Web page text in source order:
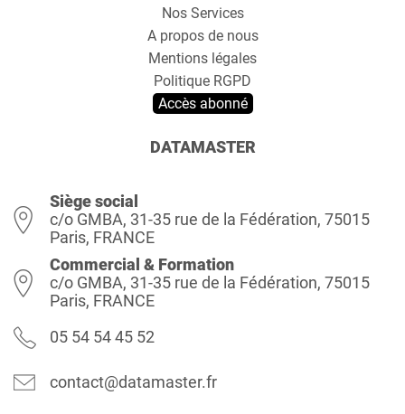
Nos Services
A propos de nous
Mentions légales
Politique RGPD
Accès abonné
DATAMASTER
Siège social
c/o GMBA, 31-35 rue de la Fédération, 75015
Paris, FRANCE
Commercial & Formation
c/o GMBA, 31-35 rue de la Fédération, 75015
Paris, FRANCE
05 54 54 45 52
contact@datamaster.fr